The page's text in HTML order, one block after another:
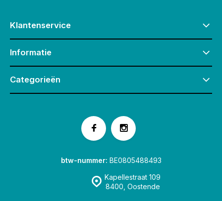
Klantenservice
Informatie
Categorieën
Kapellestraat 109
8400, Oostende
btw-nummer: BE0805488493